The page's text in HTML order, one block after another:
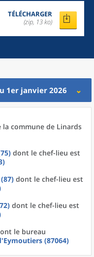
TÉLÉCHARGER
(zip, 13 ko)
1er janvier 2026
la commune de Linards
dont le chef-lieu est
dont le chef-lieu est
dont le chef-lieu est
le bureau
Eymoutiers (87064)